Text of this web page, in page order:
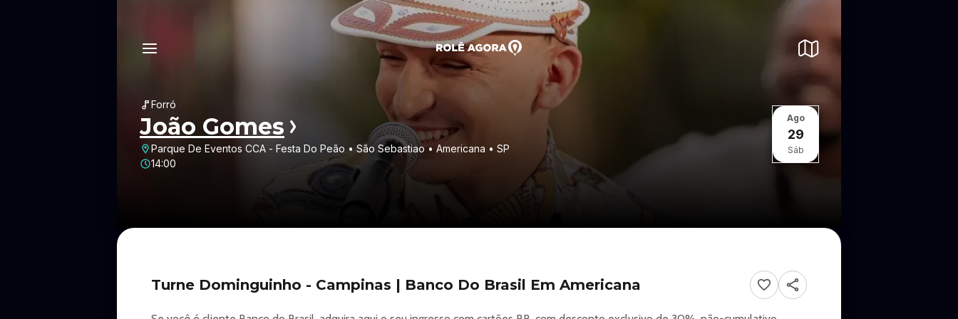
Forró
João Gomes
Parque De Eventos CCA - Festa Do Peão • São Sebastiao • Americana • SP
14:00
Ago
29
Sáb
Turne Dominguinho - Campinas | Banco Do Brasil Em Americana